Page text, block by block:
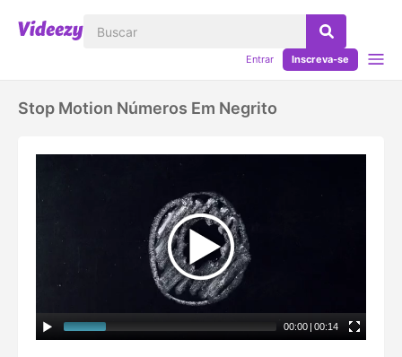
Entrar Inscreva-se
Stop Motion Números Em Negrito
00:00 | 00:14